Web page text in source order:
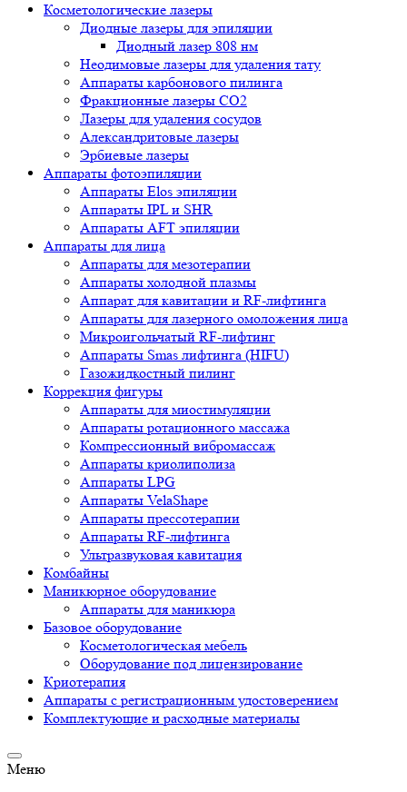
Косметологические лазеры
Диодные лазеры для эпиляции
Диодный лазер 808 нм
Неодимовые лазеры для удаления тату
Аппараты карбонового пилинга
Фракционные лазеры CO2
Лазеры для удаления сосудов
Александритовые лазеры
Эрбиевые лазеры
Аппараты фотоэпиляции
Аппараты Elos эпиляции
Аппараты IPL и SHR
Аппараты AFT эпиляции
Аппараты для лица
Аппараты для мезотерапии
Аппараты холодной плазмы
Аппарат для кавитации и RF-лифтинга
Аппараты для лазерного омоложения лица
Микроигольчатый RF-лифтинг
Аппараты Smas лифтинга (HIFU)
Газожидкостный пилинг
Коррекция фигуры
Аппараты для миостимуляции
Аппараты ротационного массажа
Компрессионный вибромассаж
Аппараты криолиполиза
Аппараты LPG
Аппараты VelaShape
Аппараты прессотерапии
Аппараты RF-лифтинга
Ультразвуковая кавитация
Комбайны
Маникюрное оборудование
Аппараты для маникюра
Базовое оборудование
Косметологическая мебель
Оборудование под лицензирование
Криотерапия
Аппараты c регистрационным удостоверением
Комплектующие и расходные материалы
Меню